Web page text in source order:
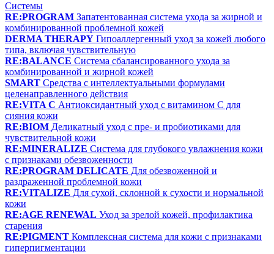
Системы
RE:PROGRAM Запатентованная система ухода за жирной и
комбинированной проблемной кожей
DERMA THERAPY Гипоаллергенный уход за кожей любого
типа, включая чувствительную
RE:BALANCE Система сбалансированного ухода за
комбинированной и жирной кожей
SMART Средства с интеллектуальными формулами
целенаправленного действия
RE:VITA C Антиоксидантный уход с витамином С для
сияния кожи
RE:BIOM Деликатный уход с пре- и пробиотиками для
чувствительной кожи
RE:MINERALIZE Система для глубокого увлажнения кожи
с признаками обезвоженности
RE:PROGRAM DELICATE Для обезвоженной и
раздраженной проблемной кожи
RE:VITALIZE Для сухой, склонной к сухости и нормальной
кожи
RE:AGE RENEWAL Уход за зрелой кожей, профилактика
старения
RE:PIGMENT Комплексная система для кожи с признаками
гиперпигментации